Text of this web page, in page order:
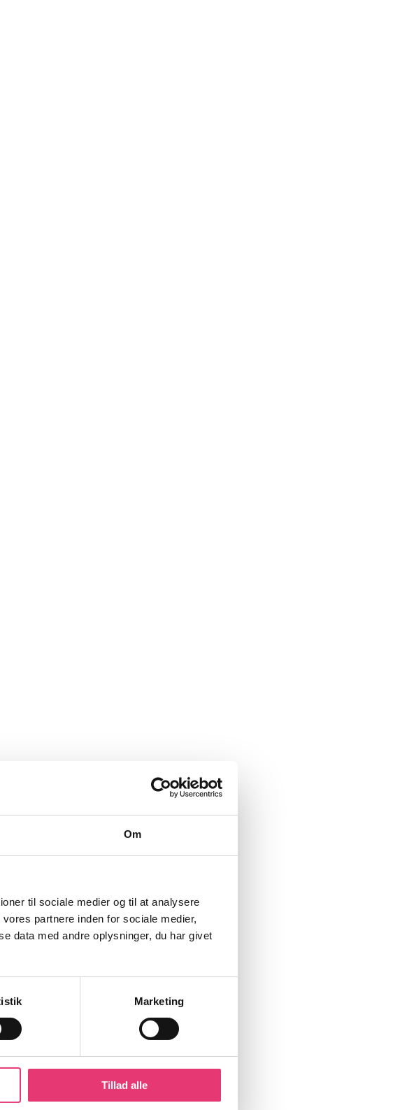
Om
til sociale medier og til at analysere
partnere inden for sociale medier,
data med andre oplysninger, du har givet
Marketing
Tillad alle